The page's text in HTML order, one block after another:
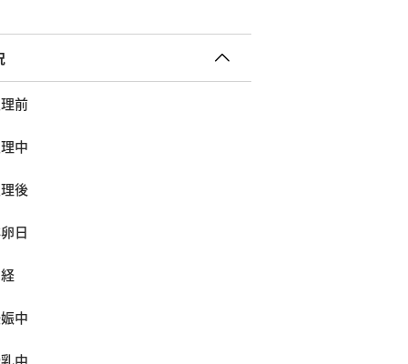
前
中
後
日
中
中